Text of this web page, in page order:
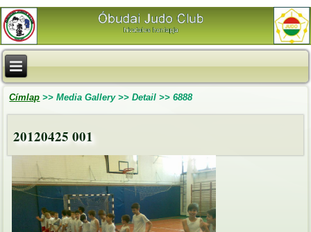
Címlap >>Media Gallery>>Detail >>6888
20120425 001